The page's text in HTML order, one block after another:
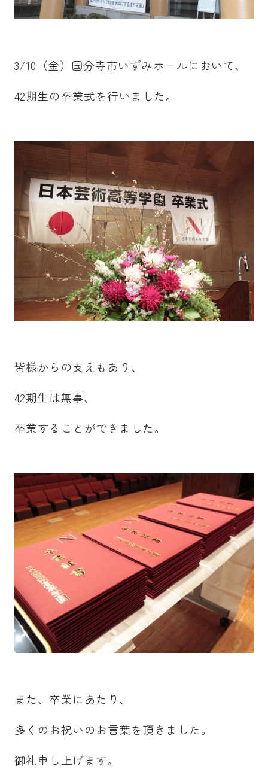
3/10（金）国分寺市いずみホールにおいて、
42期生の卒業式を行いました。
皆様からの支えもあり、
42期生は無事、
卒業することができました。
また、卒業にあたり、
多くのお祝いのお言葉を頂きました。
御礼申し上げます。